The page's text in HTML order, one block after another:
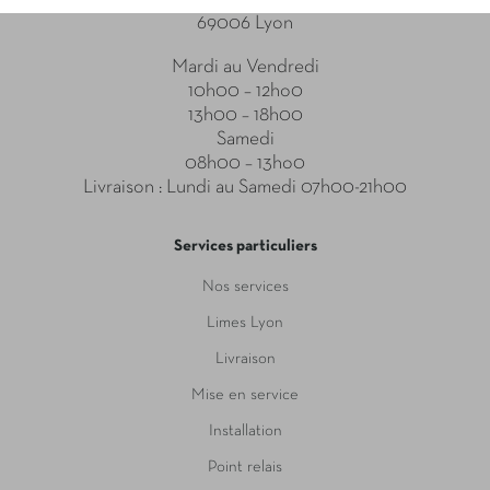
69006 Lyon
Mardi au Vendredi
10h00 – 12ho0
13h00 – 18h00
Samedi
08h00 – 13ho0
Livraison : Lundi au Samedi 07h00-21h00
Services particuliers
Nos services
Limes Lyon
Livraison
Mise en service
Installation
Point relais